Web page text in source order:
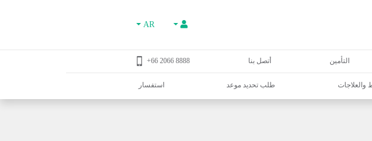
AR
التأمين أتصل بنا 8888 2066 66+
والعلاجات طلب تحديد موعد استفسار